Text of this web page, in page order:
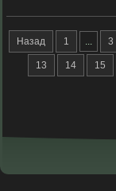
Назад 1 ... 3
13 14 15